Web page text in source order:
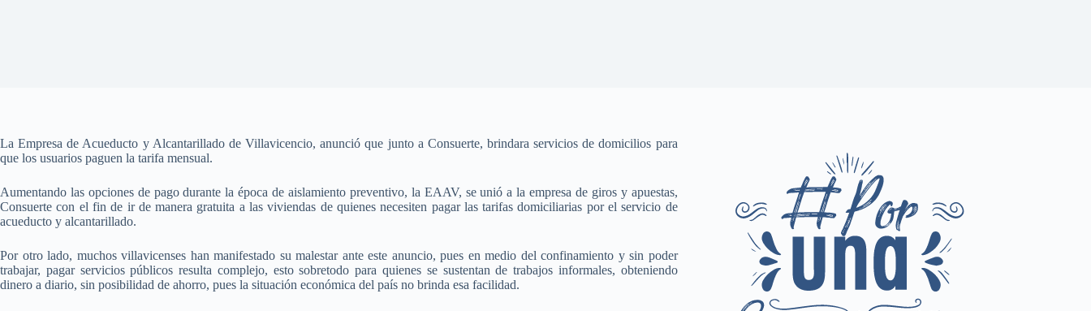
La Empresa de Acueducto y Alcantarillado de Villavicencio, anunció que junto a Consuerte, brindara servicios de domicilios para
que los usuarios paguen la tarifa mensual.
Aumentando las opciones de pago durante la época de aislamiento preventivo, la EAAV, se unió a la empresa de giros y apuestas,
Consuerte con el fin de ir de manera gratuita a las viviendas de quienes necesiten pagar las tarifas domiciliarias por el servicio de
acueducto y alcantarillado.
Por otro lado, muchos villavicenses han manifestado su malestar ante este anuncio, pues en medio del confinamiento y sin poder
trabajar, pagar servicios públicos resulta complejo, esto sobretodo para quienes se sustentan de trabajos informales, obteniendo
dinero a diario, sin posibilidad de ahorro, pues la situación económica del país no brinda esa facilidad.